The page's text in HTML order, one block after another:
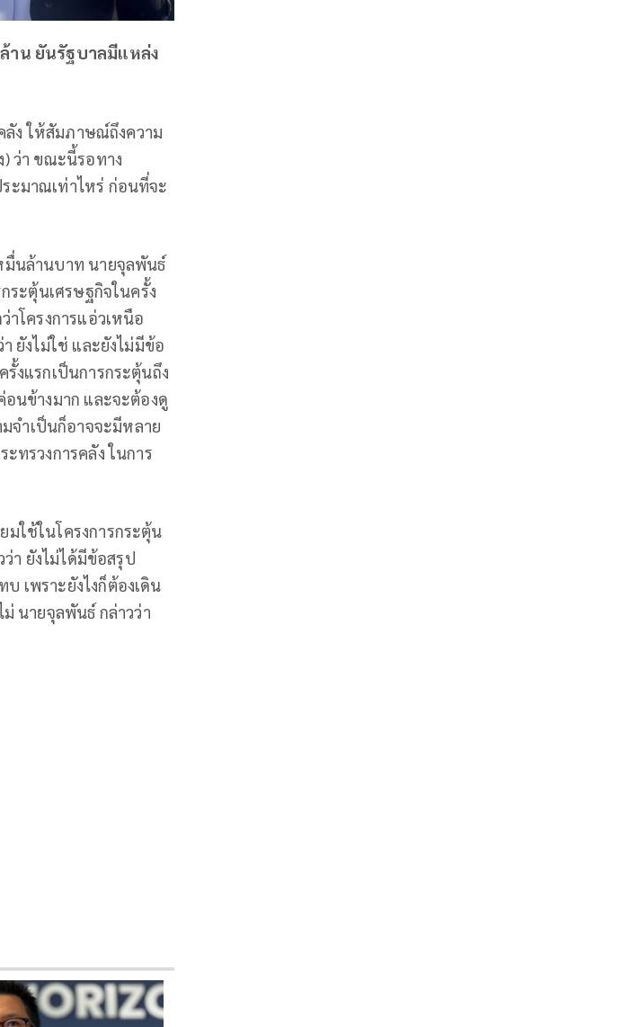
าน ยันรัฐบาลมีแหล่ง
ลัง ให้สัมภาษณ์ถึงความ
ว่า ขณะนี้รอทาง
ะมาณเท่าไหร่ ก่อนที่จะ
มื่นล้านบาท นายจุลพันธ์
ระตุ้นเศรษฐกิจในครั้ง
าโครงการแอ่วเหนือ
ยังไม่ใช่ และยังไม่มีข้อ
งแรกเป็นการกระตุ้นถึง
นข้างมาก และจะต้องดู
จำเป็นก็อาจจะมีหลาย
ทรวงการคลัง ในการ
ใช้ในโครงการกระตุ้น
า ยังไม่ได้มีข้อสรุป
เพราะยังไงก็ต้องเดิน
นายจุลพันธ์ กล่าวว่า